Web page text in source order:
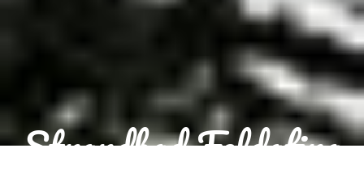
Strandbad Feldafing